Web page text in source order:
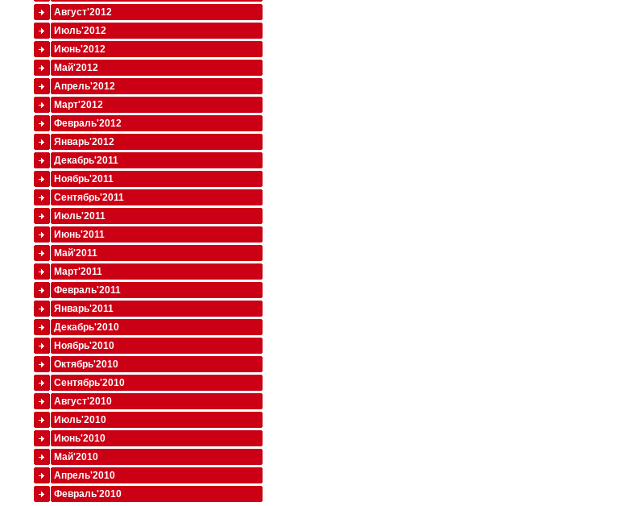
Август'2012
Июль'2012
Июнь'2012
Май'2012
Апрель'2012
Март'2012
Февраль'2012
Январь'2012
Декабрь'2011
Ноябрь'2011
Сентябрь'2011
Июль'2011
Июнь'2011
Май'2011
Март'2011
Февраль'2011
Январь'2011
Декабрь'2010
Ноябрь'2010
Октябрь'2010
Сентябрь'2010
Август'2010
Июль'2010
Июнь'2010
Май'2010
Апрель'2010
Февраль'2010